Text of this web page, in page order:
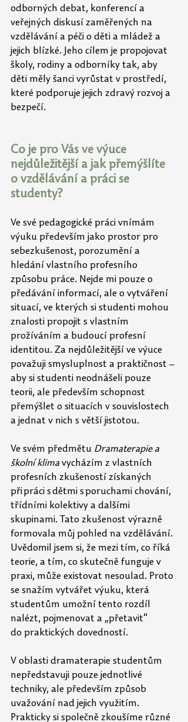
odborných debat, konferencí a
veřejných diskusí zaměřených na
vzdělávání a péči o děti a mládež a
jejich blízké. Jeho cílem je propojovat
školy, rodiny a odborníky tak, aby
děti měly šanci vyrůstat v prostředí,
které podporuje jejich zdravý rozvoj a
bezpečí.
Co je pro Vás ve výuce
nejdůležitější a jak přemýšlíte
o vzdělávání a práci se
studenty?
Ve své pedagogické práci vnímám
výuku především jako prostor pro
sebezkušenost, porozumění a
hledání vlastního profesního
způsobu práce. Nejde mi pouze o
předávání informací, ale o vytváření
situací, ve kterých si studenti mohou
znalosti propojit s vlastním
prožíváním a budoucí profesní
identitou. Za nejdůležitější ve výuce
považuji smysluplnost a praktičnost –
aby si studenti neodnášeli pouze
teorii, ale především schopnost
přemýšlet o situacích v souvislostech
a jednat v nich s větší jistotou.
Ve svém předmětu Dramaterapie a
školní klima vycházím z vlastních
profesních zkušeností získaných
při práci s dětmi s poruchami chování,
třídními kolektivy a dalšími
skupinami. Tato zkušenost výrazně
formovala můj pohled na vzdělávání.
Uvědomil jsem si, že mezi tím, co říká
teorie, a tím, co skutečně funguje v
praxi, může existovat nesoulad. Proto
se snažím vytvářet výuku, která
studentům umožní tento rozdíl
nalézt, pojmenovat a „přetavit“
do praktických dovedností.
V oblasti dramaterapie studentům
nepředstavuji pouze jednotlivé
techniky, ale především způsob
uvažování nad jejich využitím.
Prakticky si společně zkoušíme různé